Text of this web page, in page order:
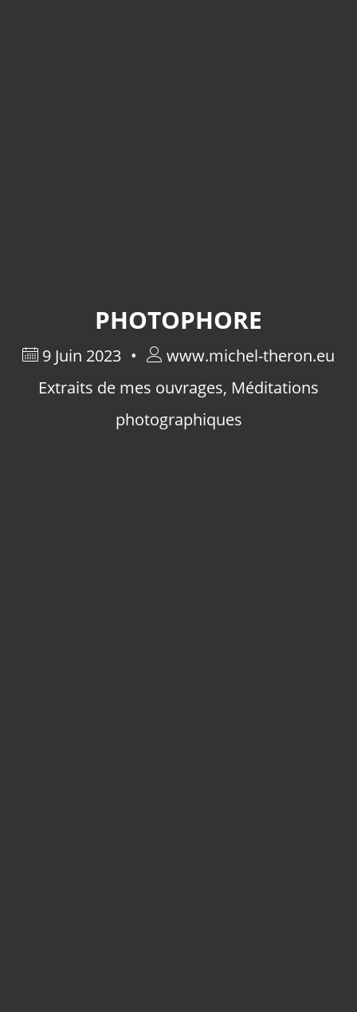
PHOTOPHORE
9 Juin 2023
www.michel-theron.eu
Extraits de mes ouvrages, Méditations
photographiques